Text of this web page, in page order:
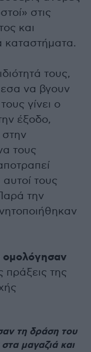
στις
και
καταστήματα.
τους,
να βγουν
γίνει ο
έξοδο,
στην
τους
τους
την
ομολόγησαν
πράξεις της
τη δράση του
μαγαζιά και